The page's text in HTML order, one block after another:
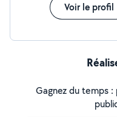
Voir le profil
Gagnez du temps